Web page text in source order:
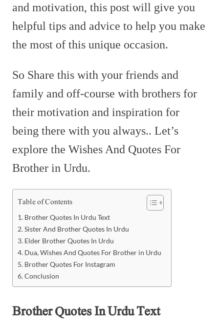
and motivation, this post will give you
helpful tips and advice to help you make
the most of this unique occasion.
So Share this with your friends and
family and off-course with brothers for
their motivation and inspiration for
being there with you always.. Let’s
explore the Wishes And Quotes For
Brother in Urdu.
Table of Contents
Brother Quotes In Urdu Text
Sister And Brother Quotes In Urdu
Elder Brother Quotes In Urdu
Dua, Wishes And Quotes For Brother in Urdu
Brother Quotes For Instagram
Conclusion
Brother Quotes In Urdu Text